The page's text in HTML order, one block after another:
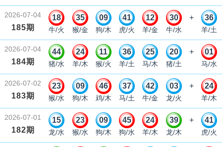
2026-07-04
185期
18
牛/火
35
猴/金
09
狗/木
41
虎/火
12
羊/金
30
牛/水
+ 36
羊/土
2026-07-04
184期
44
猪/水
24
羊/木
11
猴/火
36
羊/土
25
马/木
20
猪/土
+ 01
马/水
2026-07-02
183期
23
猴/水
09
狗/木
46
鸡/木
37
马/土
42
牛/金
03
龙/火
+ 24
羊/木
2026-07-01
182期
15
龙/水
23
猴/水
09
狗/木
45
狗/水
24
羊/木
39
龙/木
+ 41
虎/火